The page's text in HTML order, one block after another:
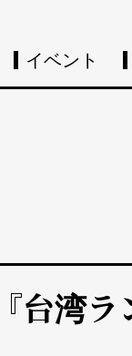
イベント
台湾ラ